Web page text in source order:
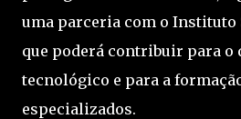
uma parceria com o Instituto
que poderá contribuir para o
tecnológico e para a
especializados.